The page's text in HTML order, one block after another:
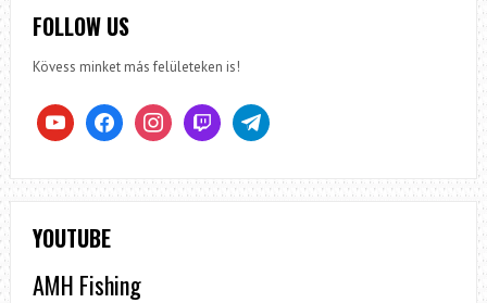
FOLLOW US
Kövess minket más felületeken is!
youtube facebookinstagramtwitch telegram
YOUTUBE
AMH Fishing